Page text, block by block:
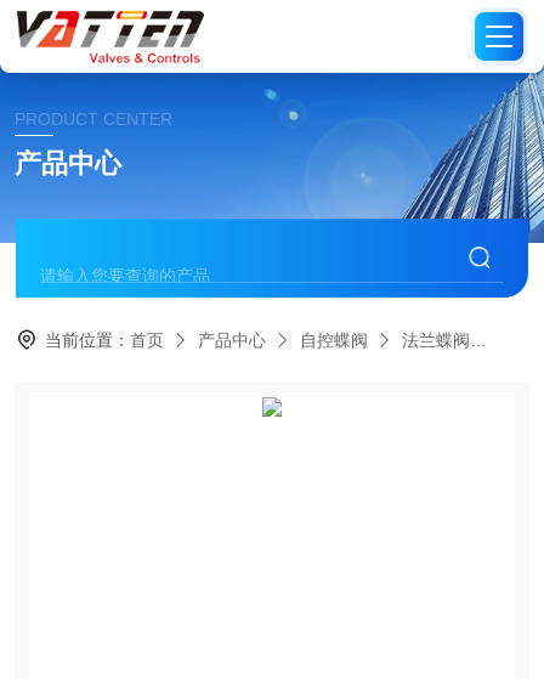
PRODUCT CENTER
产品中心
当前位置：首页 产品中心 自控蝶阀 法兰蝶阀